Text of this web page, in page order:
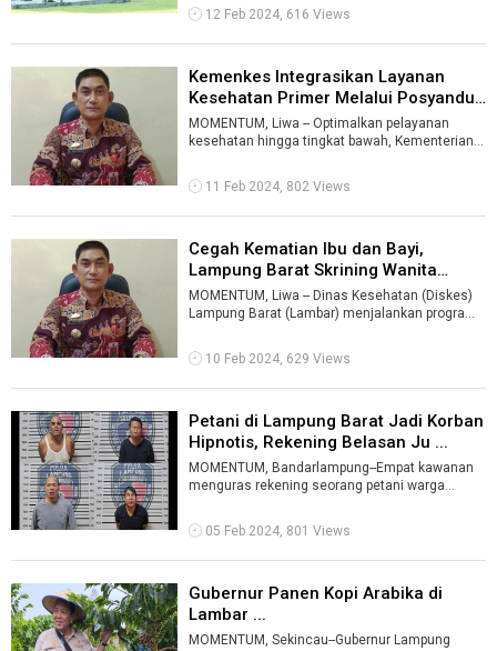
12 Feb 2024, 616 Views
Kemenkes Integrasikan Layanan
Kesehatan Primer Melalui Posyandu
...
MOMENTUM, Liwa -- Optimalkan pelayanan
kesehatan hingga tingkat bawah, Kementerian
11 Feb 2024, 802 Views
Cegah Kematian Ibu dan Bayi,
Lampung Barat Skrining Wanita
Layak ...
MOMENTUM, Liwa -- Dinas Kesehatan (Diskes)
Lampung Barat (Lambar) menjalankan program
10 Feb 2024, 629 Views
Petani di Lampung Barat Jadi Korban
Hipnotis, Rekening Belasan Ju ...
MOMENTUM, Bandarlampung--Empat kawanan
menguras rekening seorang petani warga
korban ...
05 Feb 2024, 801 Views
Gubernur Panen Kopi Arabika di
Lambar ...
MOMENTUM, Sekincau--Gubernur Lampung